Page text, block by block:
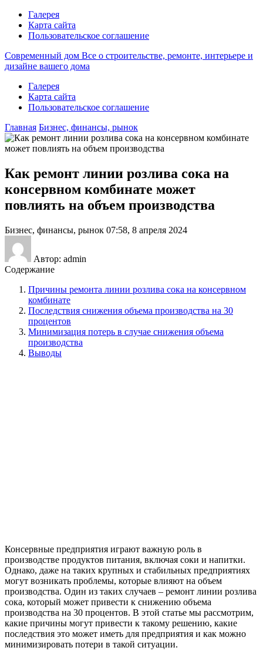
Галерея
Карта сайта
Пользовательское соглашение
Современный дом Все о строительстве, ремонте, интерьере и
дизайне вашего дома
Галерея
Карта сайта
Пользовательское соглашение
Главная Бизнес, финансы, рынок
Как ремонт линии розлива сока на
консервном комбинате может
повлиять на объем производства
Бизнес, финансы, рынок 07:58, 8 апреля 2024
Автор: admin
Содержание
Причины ремонта линии розлива сока на консервном
комбинате
Последствия снижения объема производства на 30
процентов
Минимизация потерь в случае снижения объема
производства
Выводы
Консервные предприятия играют важную роль в
производстве продуктов питания, включая соки и напитки.
Однако, даже на таких крупных и стабильных предприятиях
могут возникать проблемы, которые влияют на объем
производства. Один из таких случаев – ремонт линии розлива
сока, который может привести к снижению объема
производства на 30 процентов. В этой статье мы рассмотрим,
какие причины могут привести к такому решению, какие
последствия это может иметь для предприятия и как можно
минимизировать потери в такой ситуации.